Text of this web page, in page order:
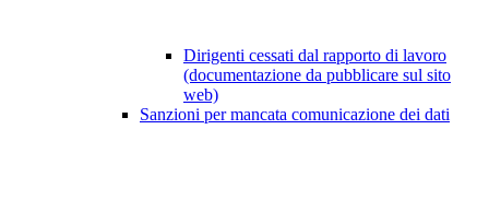
Dirigenti cessati dal rapporto di lavoro
(documentazione da pubblicare sul sito
web)
Sanzioni per mancata comunicazione dei dati